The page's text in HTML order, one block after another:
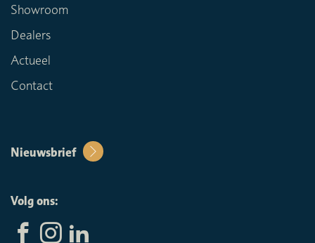
Showroom
Dealers
Actueel
Contact
Nieuwsbrief
Volg ons: